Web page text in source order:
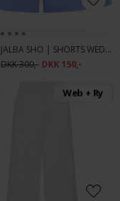
ICHI - IHJALBA SHO | SHORTS WEDGEWOOD
DKK 300,- DKK 150,-
Web + Ry